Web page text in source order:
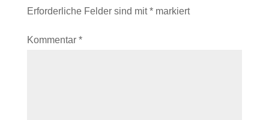
Erforderliche Felder sind mit*markiert
Kommentar *